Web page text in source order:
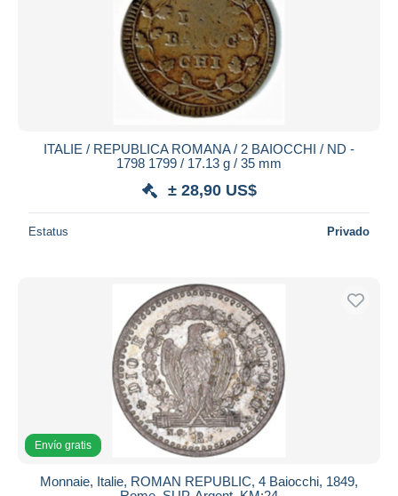
ITALIE / REPUBLICA ROMANA / 2 BAIOCCHI / ND -
1798 1799 / 17.13 g / 35 mm
± 28,90 US$
Estatus Privado
Envío gratis
Monnaie, Italie, ROMAN REPUBLIC, 4 Baiocchi, 1849,